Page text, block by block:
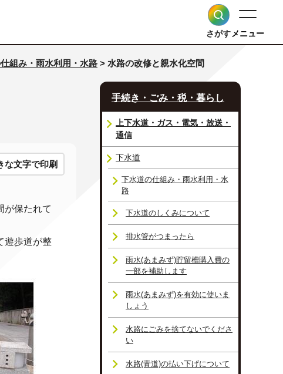
さがすメニュー
組み・雨水利用・水路 > 水路の改修と親水化空間
な文字で印刷
が保たれて
遊歩道が整
手続き・ごみ・税・暮らし
上下水道・ガス・電気・放送・
通信
下水道
下水道の仕組み・雨水利用・水
路
下水道のしくみについて
排水管がつまったら
雨水(あまみず)貯留槽購入費の
一部を補助します
雨水(あまみず)を有効に使いま
しょう
水路にごみを捨てないでくださ
い
水路(青道)の払い下げについて